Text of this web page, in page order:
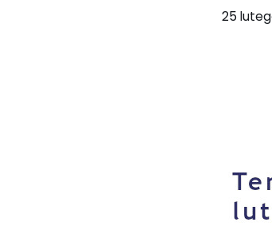
25